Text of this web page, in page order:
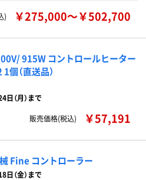
) ￥275,000～￥502,700
915W コントロールヒーター
個（直送品）
日（月）まで
販売価格(税込) ￥57,191
Fine コントローラー
日（金）まで